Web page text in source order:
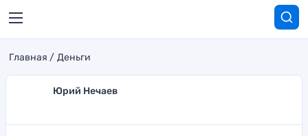
Главная Деньги
Юрий Нечаев